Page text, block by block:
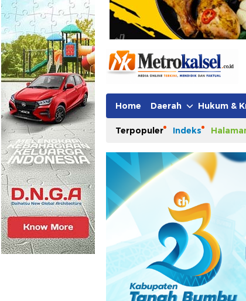
Metro Kalsel
Media Online Terkini, Faktual
Home Daerah Hukum &
Terpopuler Indeks